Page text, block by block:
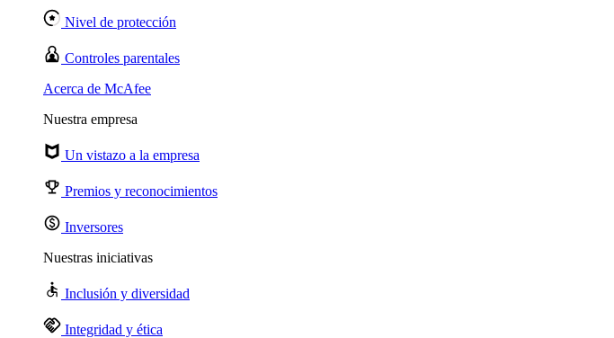
Nivel de protección
Controles parentales
Acerca de McAfee
Nuestra empresa
Un vistazo a la empresa
Premios y reconocimientos
Inversores
Nuestras iniciativas
Inclusión y diversidad
Integridad y ética